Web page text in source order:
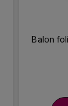
Balon